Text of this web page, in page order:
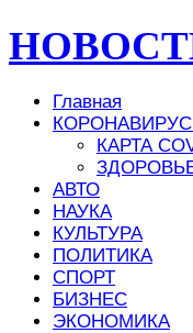
Главная
КОРОНАВИРУС
КАРТА
АВТО
НАУКА
КУЛЬТУРА
ПОЛИТИКА
СПОРТ
БИЗНЕС
ЭКОНОМИКА